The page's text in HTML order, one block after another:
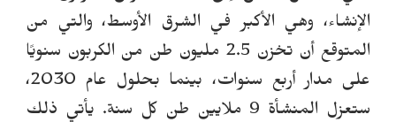
الإنشاء، وهي الأكبر في الشرق الأوسط، والتي من
المتوقع أن تخزن 2.5 مليون طن من الكربون سنويًا
على مدار أربع سنوات، بينما بحلول عام 2030،
ستعزل المنشأة 9 ملايين طن كل سنة.
يأتي ذلك